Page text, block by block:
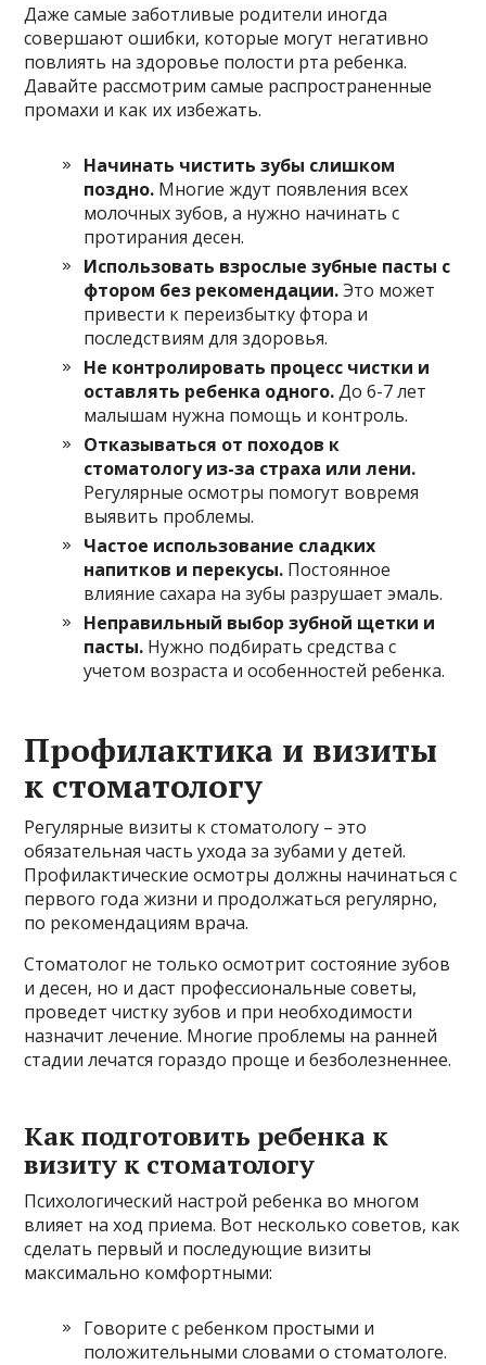
Даже самые заботливые родители иногда
совершают ошибки, которые могут негативно
повлиять на здоровье полости рта ребенка.
Давайте рассмотрим самые распространенные
промахи и как их избежать.
Начинать чистить зубы слишком
поздно. Многие ждут появления всех
молочных зубов, а нужно начинать с
протирания десен.
Использовать взрослые зубные пасты с
фтором без рекомендации.Это может
привести к переизбытку фтора и
последствиям для здоровья.
Не контролировать процесс чистки и
оставлять ребенка одного.До 6-7 лет
малышам нужна помощь и контроль.
Отказываться от походов к
стоматологу из-за страха или лени.
Регулярные осмотры помогут вовремя
выявить проблемы.
Частое использование сладких
напитков и перекусы. Постоянное
влияние сахара на зубы разрушает эмаль.
Неправильный выбор зубной щетки и
пасты. Нужно подбирать средства с
учетом возраста и особенностей ребенка.
Профилактика и визиты
к стоматологу
Регулярные визиты к стоматологу – это
обязательная часть ухода за зубами у детей.
Профилактические осмотры должны начинаться с
первого года жизни и продолжаться регулярно,
по рекомендациям врача.
Стоматолог не только осмотрит состояние зубов
и десен, но и даст профессиональные советы,
проведет чистку зубов и при необходимости
назначит лечение. Многие проблемы на ранней
стадии лечатся гораздо проще и безболезненнее.
Как подготовить ребенка к
визиту к стоматологу
Психологический настрой ребенка во многом
влияет на ход приема. Вот несколько советов, как
сделать первый и последующие визиты
максимально комфортными:
Говорите с ребенком простыми и
положительными словами о стоматологе.